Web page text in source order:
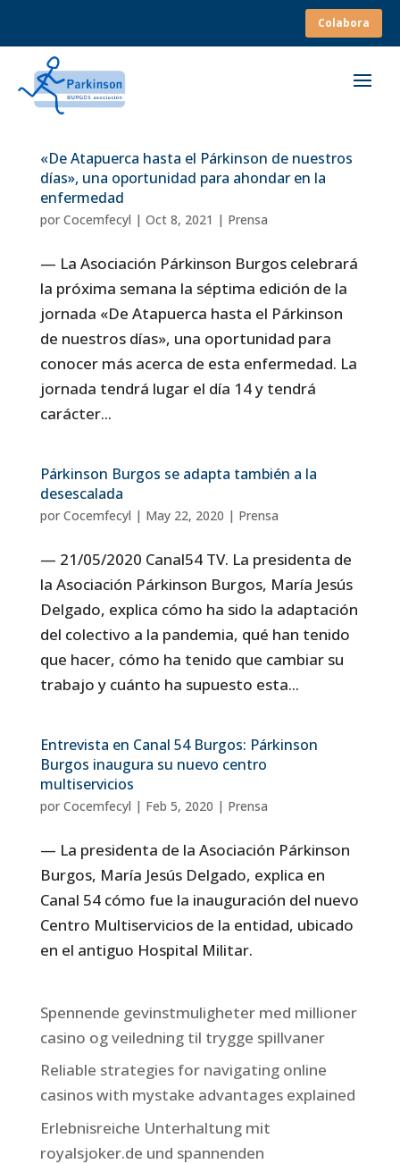
Colabora
«De Atapuerca hasta el Párkinson de nuestros
días», una oportunidad para ahondar en la
enfermedad
por Cocemfecyl | Oct 8, 2021 | Prensa
— La Asociación Párkinson Burgos celebrará
la próxima semana la séptima edición de la
jornada «De Atapuerca hasta el Párkinson
de nuestros días», una oportunidad para
conocer más acerca de esta enfermedad. La
jornada tendrá lugar el día 14 y tendrá
carácter...
Párkinson Burgos se adapta también a la
desescalada
por Cocemfecyl | May 22, 2020 | Prensa
— 21/05/2020 Canal54 TV. La presidenta de
la Asociación Párkinson Burgos, María Jesús
Delgado, explica cómo ha sido la adaptación
del colectivo a la pandemia, qué han tenido
que hacer, cómo ha tenido que cambiar su
trabajo y cuánto ha supuesto esta...
Entrevista en Canal 54 Burgos: Párkinson
Burgos inaugura su nuevo centro
multiservicios
por Cocemfecyl | Feb 5, 2020 | Prensa
— La presidenta de la Asociación Párkinson
Burgos, María Jesús Delgado, explica en
Canal 54 cómo fue la inauguración del nuevo
Centro Multiservicios de la entidad, ubicado
en el antiguo Hospital Militar.
Spennende gevinstmuligheter med millioner
casino og veiledning til trygge spillvaner
Reliable strategies for navigating online
casinos with mystake advantages explained
Erlebnisreiche Unterhaltung mit
royalsjoker.de und spannenden